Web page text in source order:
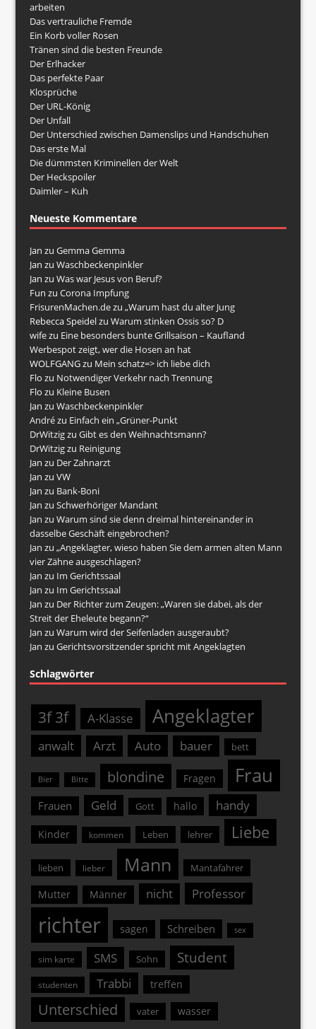
arbeiten
Das vertrauliche Fremde
Ein Korb voller Rosen
Tränen sind die besten Freunde
Der Erlhacker
Das perfekte Paar
Klosprüche
Der URL-König
Der Unfall
Der Unterschied zwischen Damenslips und Handschuhen
Das erste Mal
Die dümmsten Kriminellen der Welt
Der Heckspoiler
Daimler – Kuh
Neueste Kommentare
Jan zuGemma Gemma
Jan zuWaschbeckenpinkler
Jan zuWas war Jesus von Beruf?
Fun zuCorona Impfung
FrisurenMachen.dezu„Warum hast du alter Jung
Rebecca SpeidelzuWarum stinken Ossis so? D
wifezu Eine besonders bunte Grillsaison – Kaufland
Werbespot zeigt, wer die Hosen an hat
WOLFGANGzu Mein schatz=> ich liebe dich
Flo zu Notwendiger Verkehr nach Trennung
Flo zu Kleine Busen
Jan zuWaschbeckenpinkler
Andrézu Einfach ein „Grüner-Punkt
DrWitzigzuGibt es den Weihnachtsmann?
DrWitzigzu Reinigung
Jan zu Der Zahnarzt
Jan zuVW
Jan zu Bank-Boni
Jan zuSchwerhöriger Mandant
Jan zuWarum sind sie denn dreimal hintereinander in
dasselbe Geschäft eingebrochen?
Jan zu„Angeklagter, wieso haben Sie dem armen alten Mann
vier Zähne ausgeschlagen?
Jan zu Im Gerichtssaal
Jan zu Im Gerichtssaal
Jan zu Der Richter zum Zeugen: „Waren sie dabei, als der
Streit der Eheleute begann?“
Jan zuWarum wird der Seifenladen ausgeraubt?
Jan zuGerichtsvorsitzender spricht mit Angeklagten
Schlagwörter
3f 3f A-Klasse Angeklagter
anwalt Arzt Auto bauer bett
Bier Bitte blondine Fragen Frau
Frauen Geld Gott hallo handy
Kinder kommen Leben lehrer Liebe
lieben lieber Mann Mantafahrer
Mutter Männer nicht Professor
richter sagen Schreiben sex
sim karte SMS Sohn Student
studenten Trabbi treffen
Unterschied vater wasser